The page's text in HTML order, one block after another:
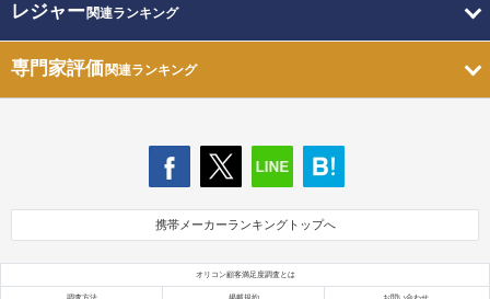
レジャー関連ランキング
専門家評価関連ランキング
携帯メーカーランキングトップへ
オリコン顧客満足度調査とは